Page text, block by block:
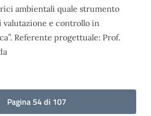
ambientali quale strumento
e controllo in
Referente progettuale: Prof.
Pagina 54 di 107